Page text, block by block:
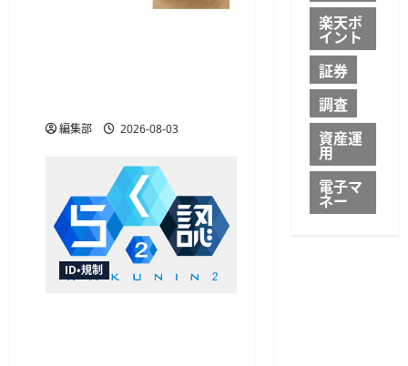
編集部 2026-08-03
ID・規制
楽天ポ
イント
証券
調査
資産運
用
電子マ
ネー